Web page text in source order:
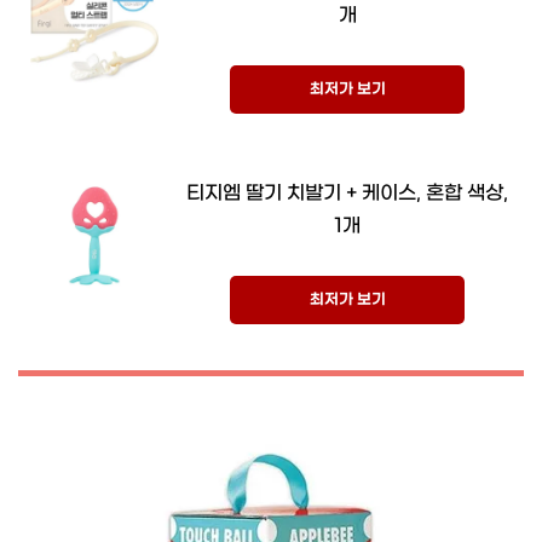
개
최저가 보기
티지엠 딸기 치발기 + 케이스, 혼합 색상,
1개
최저가 보기